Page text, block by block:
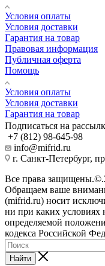
Условия оплаты
Условия доставки
Гарантия на товар
Правовая информация
Публичная оферта
Помощь
Условия оплаты
Условия доставки
Гарантия на товар
Подписаться на
+7 (812) 98-645-98
info@mifrid.ru
г. Санкт-Петербург,
Все права
Обращаем ваше
(mifrid.ru) носит
ни при каких условиях
определяемой
кодекса Российской
Найти